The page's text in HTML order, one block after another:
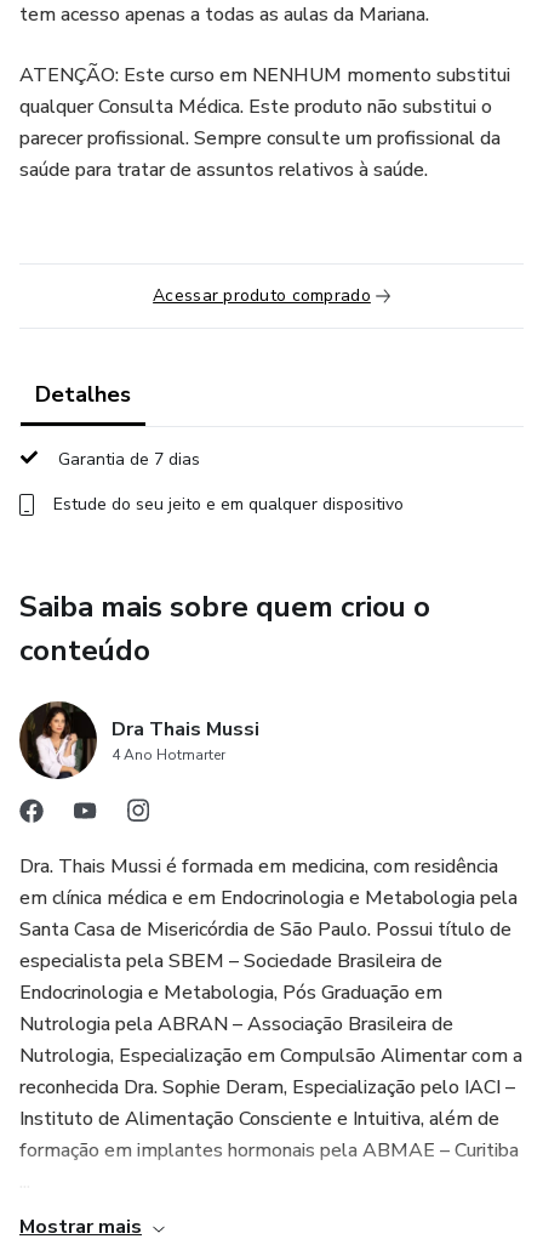
tem acesso apenas a todas as aulas da Mariana.
ATENÇÃO: Este curso em NENHUM momento substitui
qualquer Consulta Médica. Este produto não substitui o
parecer profissional. Sempre consulte um profissional da
saúde para tratar de assuntos relativos à saúde.
Acessar produto comprado
Detalhes
Garantia de 7 dias
Estude do seu jeito e em qualquer dispositivo
Saiba mais sobre quem criou o
conteúdo
Dra Thais Mussi
4 Ano Hotmarter
Dra. Thais Mussi é formada em medicina, com residência
em clínica médica e em Endocrinologia e Metabologia pela
Santa Casa de Misericórdia de São Paulo. Possui título de
especialista pela SBEM – Sociedade Brasileira de
Endocrinologia e Metabologia, Pós Graduação em
Nutrologia pela ABRAN – Associação Brasileira de
Nutrologia, Especialização em Compulsão Alimentar com a
reconhecida Dra. Sophie Deram, Especialização pelo IACI –
Instituto de Alimentação Consciente e Intuitiva, além de
formação em implantes hormonais pela ABMAE – Curitiba
Mostrar mais